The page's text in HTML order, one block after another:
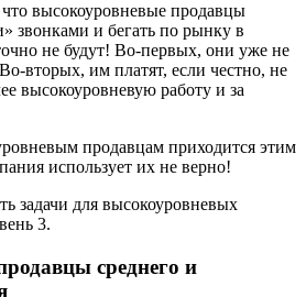
высокоуровневые продавцы
звонками и бегать по рынку в
не будут! Во-первых, они уже не
вторых, им платят, если честно, не
высокоуровневую работу и за
продавцам приходится этим
использует их не верно!
задачи для высокоуровневых
3.
среднего и